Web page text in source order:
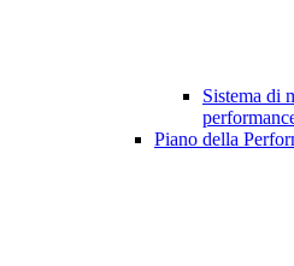
Sistema di
Piano della